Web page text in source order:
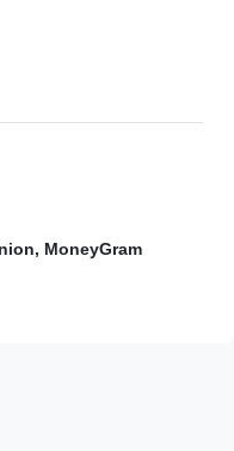
MoneyGram